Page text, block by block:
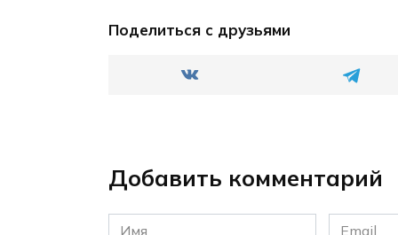
Поделиться с друзьями
Добавить комментарий
Имя
Email